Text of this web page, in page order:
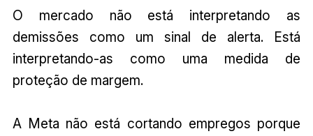
O mercado não está interpretando as
demissões como um sinal de alerta. Está
interpretando-as como uma medida de
proteção de margem.
A Meta não está cortando empregos porque